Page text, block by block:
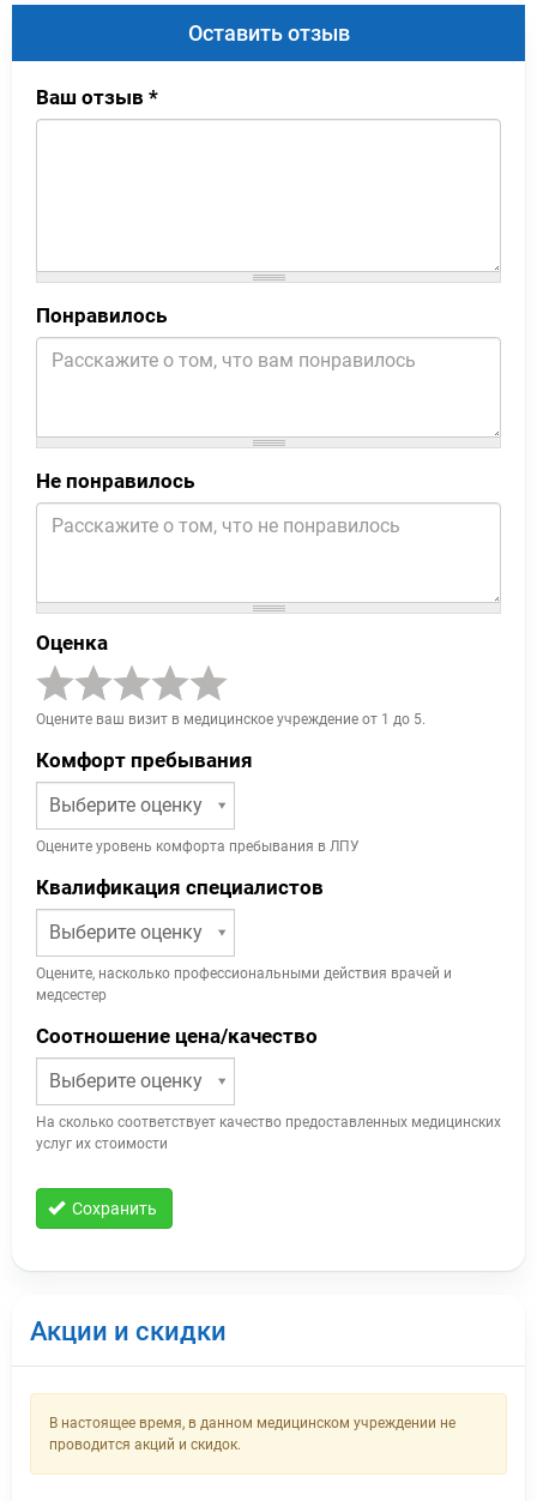
Оставить отзыв
Ваш отзыв *
Понравилось
Не понравилось
Оценка
Оцените ваш визит в медицинское учреждение от 1 до 5.
Комфорт пребывания
Выберите оценку
Оцените уровень комфорта пребывания в ЛПУ
Квалификация специалистов
Выберите оценку
Оцените, насколько профессиональными действия врачей и
медсестер
Соотношение цена/качество
Выберите оценку
На сколько соответствует качество предоставленных медицинских
услуг их стоимости
Сохранить
Акции и скидки
В настоящее время, в данном медицинском учреждении не
проводится акций и скидок.